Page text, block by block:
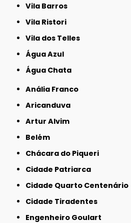
Vila Barros
Vila Ristori
Vila dos Telles
Água Azul
Água Chata
Anália Franco
Aricanduva
Artur Alvim
Belém
Chácara do Piqueri
Cidade Patriarca
Cidade Quarto Centenário
Cidade Tiradentes
Engenheiro Goulart